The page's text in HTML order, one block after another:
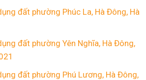
đất phường Phúc La, Hà Đông, Hà
đất phường Yên Nghĩa, Hà Đông,
đất phường Phú Lương, Hà Đông,